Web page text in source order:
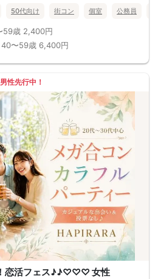
50代向け 街コン 個室 公務員
59歳 2,400円
40〜59歳 6,400円
男性先行中！
恋活フェス♪♪♡♡♡ 女性